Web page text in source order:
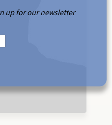
up for our newsletter